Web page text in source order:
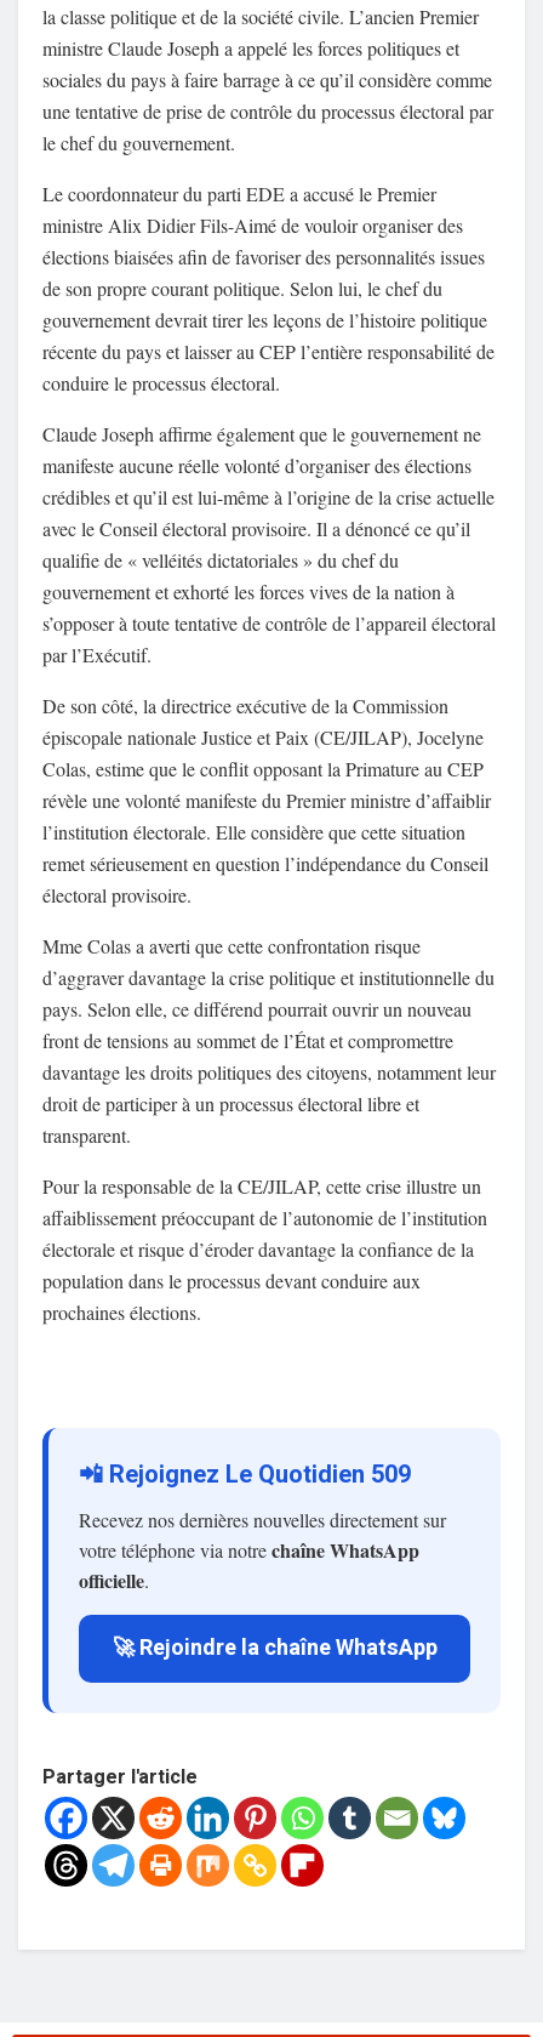
la classe politique et de la société civile. L’ancien Premier
ministre Claude Joseph a appelé les forces politiques et
sociales du pays à faire barrage à ce qu’il considère comme
une tentative de prise de contrôle du processus électoral par
le chef du gouvernement.
Le coordonnateur du parti EDE a accusé le Premier
ministre Alix Didier Fils-Aimé de vouloir organiser des
élections biaisées afin de favoriser des personnalités issues
de son propre courant politique. Selon lui, le chef du
gouvernement devrait tirer les leçons de l’histoire politique
récente du pays et laisser au CEP l’entière responsabilité de
conduire le processus électoral.
Claude Joseph affirme également que le gouvernement ne
manifeste aucune réelle volonté d’organiser des élections
crédibles et qu’il est lui-même à l’origine de la crise actuelle
avec le Conseil électoral provisoire. Il a dénoncé ce qu’il
qualifie de « velléités dictatoriales » du chef du
gouvernement et exhorté les forces vives de la nation à
s’opposer à toute tentative de contrôle de l’appareil électoral
par l’Exécutif.
De son côté, la directrice exécutive de la Commission
épiscopale nationale Justice et Paix (CE/JILAP), Jocelyne
Colas, estime que le conflit opposant la Primature au CEP
révèle une volonté manifeste du Premier ministre d’affaiblir
l’institution électorale. Elle considère que cette situation
remet sérieusement en question l’indépendance du Conseil
électoral provisoire.
Mme Colas a averti que cette confrontation risque
d’aggraver davantage la crise politique et institutionnelle du
pays. Selon elle, ce différend pourrait ouvrir un nouveau
front de tensions au sommet de l’État et compromettre
davantage les droits politiques des citoyens, notamment leur
droit de participer à un processus électoral libre et
transparent.
Pour la responsable de la CE/JILAP, cette crise illustre un
affaiblissement préoccupant de l’autonomie de l’institution
électorale et risque d’éroder davantage la confiance de la
population dans le processus devant conduire aux
prochaines élections.
📲 Rejoignez Le Quotidien 509
Recevez nos dernières nouvelles directement sur
votre téléphone via notrechaîne WhatsApp
officielle.
🚀 Rejoindre la chaîne WhatsApp
Partager l'article